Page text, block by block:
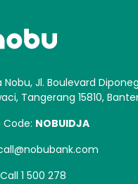
Nobu, Jl. Boulevard
Tangerang 15810,
Code: NOBUIDJA
1 500 278